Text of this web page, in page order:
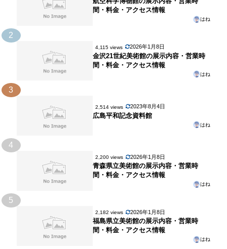
間・料金・アクセス情報
はね
2
4,115 views 2026年1月8日
金沢21世紀美術館の展示内容・営業時
間・料金・アクセス情報
はね
3
2,514 views 2023年8月4日
広島平和記念資料館
はね
4
2,200 views 2026年1月8日
青森県立美術館の展示内容・営業時
間・料金・アクセス情報
はね
5
2,182 views 2026年1月8日
福島県立美術館の展示内容・営業時
間・料金・アクセス情報
はね